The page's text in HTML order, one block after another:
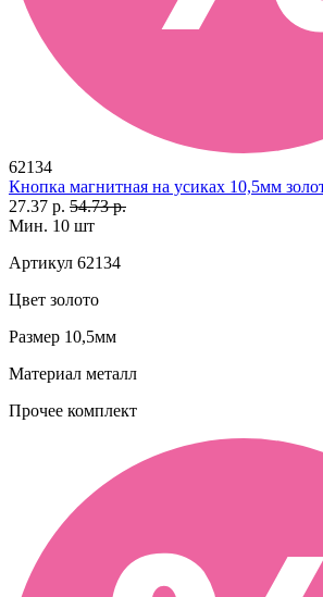
62134
Кнопка магнитная на усиках 10,5мм
27.37 р. 54.73 р.
Мин. 10 шт
Артикул 62134
Цвет золото
Размер 10,5мм
Материал металл
Прочее комплект